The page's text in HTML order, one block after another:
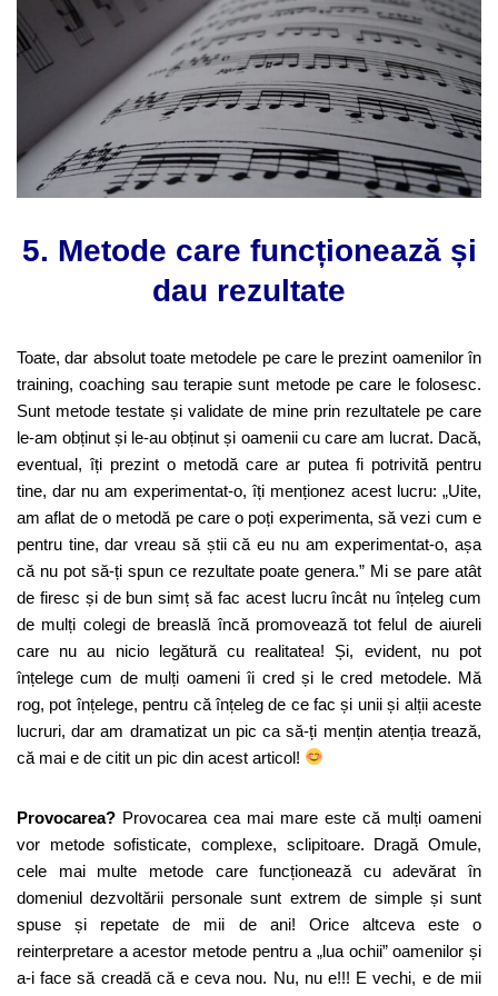
5. Metode care funcționează și
dau rezultate
Toate, dar absolut toate metodele pe care le prezint oamenilor în
training, coaching sau terapie sunt metode pe care le folosesc.
Sunt metode testate și validate de mine prin rezultatele pe care
le-am obținut și le-au obținut și oamenii cu care am lucrat. Dacă,
eventual, îți prezint o metodă care ar putea fi potrivită pentru
tine, dar nu am experimentat-o, îți menționez acest lucru: „Uite,
am aflat de o metodă pe care o poți experimenta, să vezi cum e
pentru tine, dar vreau să știi că eu nu am experimentat-o, așa
că nu pot să-ți spun ce rezultate poate genera.” Mi se pare atât
de firesc și de bun simț să fac acest lucru încât nu înțeleg cum
de mulți colegi de breaslă încă promovează tot felul de aiureli
care nu au nicio legătură cu realitatea! Și, evident, nu pot
înțelege cum de mulți oameni îi cred și le cred metodele. Mă
rog, pot înțelege, pentru că înțeleg de ce fac și unii și alții aceste
lucruri, dar am dramatizat un pic ca să-ți mențin atenția trează,
că mai e de citit un pic din acest articol!
Provocarea? Provocarea cea mai mare este că mulți oameni
vor metode sofisticate, complexe, sclipitoare. Dragă Omule,
cele mai multe metode care funcționează cu adevărat în
domeniul dezvoltării personale sunt extrem de simple și sunt
spuse și repetate de mii de ani! Orice altceva este o
reinterpretare a acestor metode pentru a „lua ochii” oamenilor și
a-i face să creadă că e ceva nou. Nu, nu e!!! E vechi, e de mii